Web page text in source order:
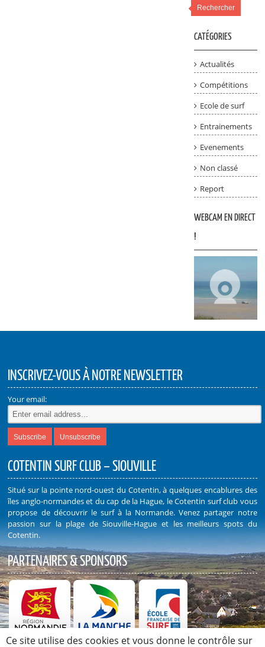
Rechercher
CATÉGORIES
Actualités
Compétitions
Ecole de surf
Entrainements
Evenements
Non classé
Report
WEBCAM EN DIRECT
!
INSCRIVEZ-VOUS À NOTRE NEWSLETTER
Your email:
COTENTIN SURF CLUB – SIOUVILLE
Situé sur la pointe nord-ouest du Cotentin, à quelques encablures des
îles anglo-normandes et du cap de la Hague, le Cotentin surf club vous
propose de découvrir le surf à la Normande. Venez partager notre
passion sur la plage de Siouville-Hague et les meilleurs spots du
Cotentin.
PARTENAIRES & SPONSORS
Découvrez nos Partenaires et Sponsors
Ce site utilise des cookies et vous donne le contrôle sur